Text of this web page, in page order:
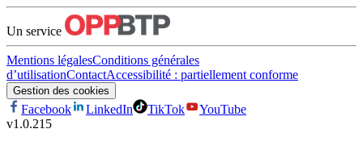
Un service
Mentions légalesConditions générales
d’utilisationContactAccessibilité : partiellement conforme
Gestion des cookies
Facebook LinkedIn TikTok
YouTube
v1.0.215